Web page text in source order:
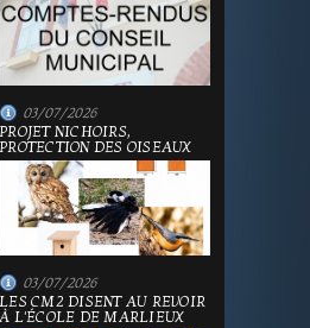
03/07/2026
PROJET NICHOIRS,
PROTECTION DES OISEAUX
03/07/2026
LES CM2 DISENT AU REVOIR
À L'ÉCOLE DE MARLIEUX